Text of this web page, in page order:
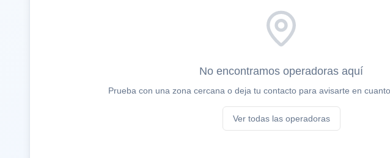
No encontramos operadoras aquí
Prueba con una zona cercana o deja tu contacto para avisarte en
Ver todas las operadoras